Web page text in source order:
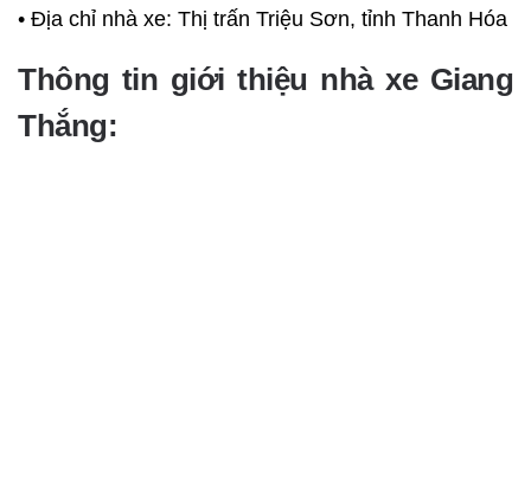
• Địa chỉ nhà xe: Thị trấn Triệu Sơn, tỉnh Thanh Hóa
Thông tin giới thiệu nhà xe Giang
Thắng: